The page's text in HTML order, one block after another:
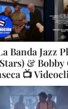
Banda Jazz
& Bobby
📺